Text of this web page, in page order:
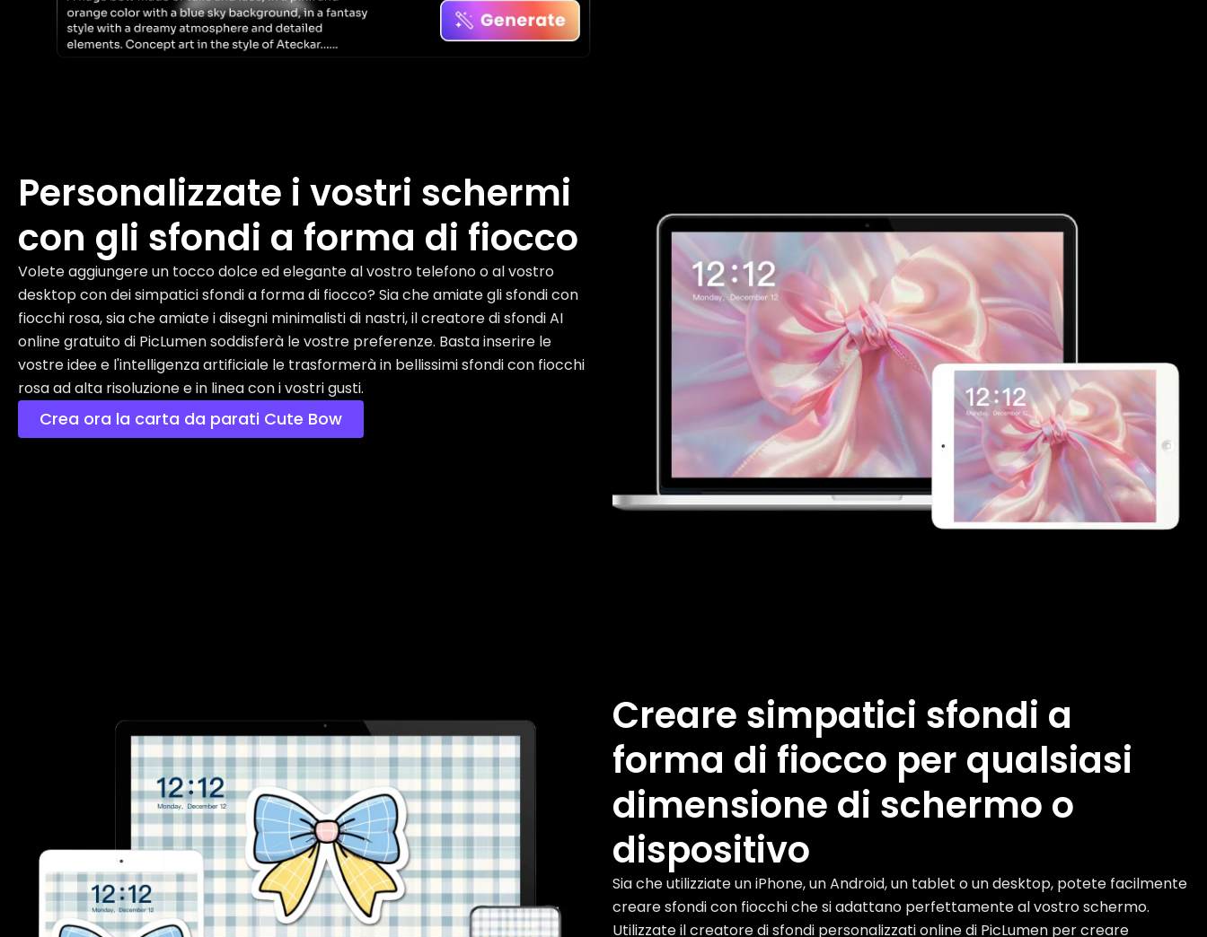
Personalizzate i vostri schermi
con gli sfondi a forma di fiocco
Volete aggiungere un tocco dolce ed elegante al vostro telefono o al vostro
desktop con dei simpatici sfondi a forma di fiocco? Sia che amiate gli sfondi con
fiocchi rosa, sia che amiate i disegni minimalisti di nastri, il creatore di sfondi AI
online gratuito di PicLumen soddisferà le vostre preferenze. Basta inserire le
vostre idee e l'intelligenza artificiale le trasformerà in bellissimi sfondi con fiocchi
rosa ad alta risoluzione e in linea con i vostri gusti.
Crea ora la carta da parati Cute Bow
Creare simpatici sfondi a
forma di fiocco per qualsiasi
dimensione di schermo o
dispositivo
Sia che utilizziate un iPhone, un Android, un tablet o un desktop, potete facilmente
creare sfondi con fiocchi che si adattano perfettamente al vostro schermo.
Utilizzate il creatore di sfondi personalizzati online di PicLumen per creare